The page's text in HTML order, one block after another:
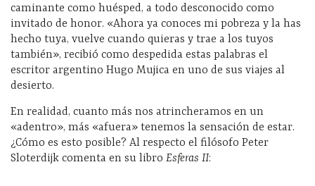
caminante como huésped, a todo desconocido como
invitado de honor. «Ahora ya conoces mi pobreza y la has
hecho tuya, vuelve cuando quieras y trae a los tuyos
también», recibió como despedida estas palabras el
escritor argentino Hugo Mujica en uno de sus viajes al
desierto.
En realidad, cuanto más nos atrincheramos en un
«adentro», más «afuera» tenemos la sensación de estar.
¿Cómo es esto posible? Al respecto el filósofo Peter
Sloterdijk comenta en su libro Esferas II: